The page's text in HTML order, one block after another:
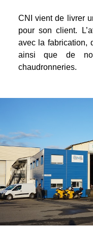
CNI vient de livrer
pour son client.
avec la fabrication,
ainsi que de
chaudronneries.